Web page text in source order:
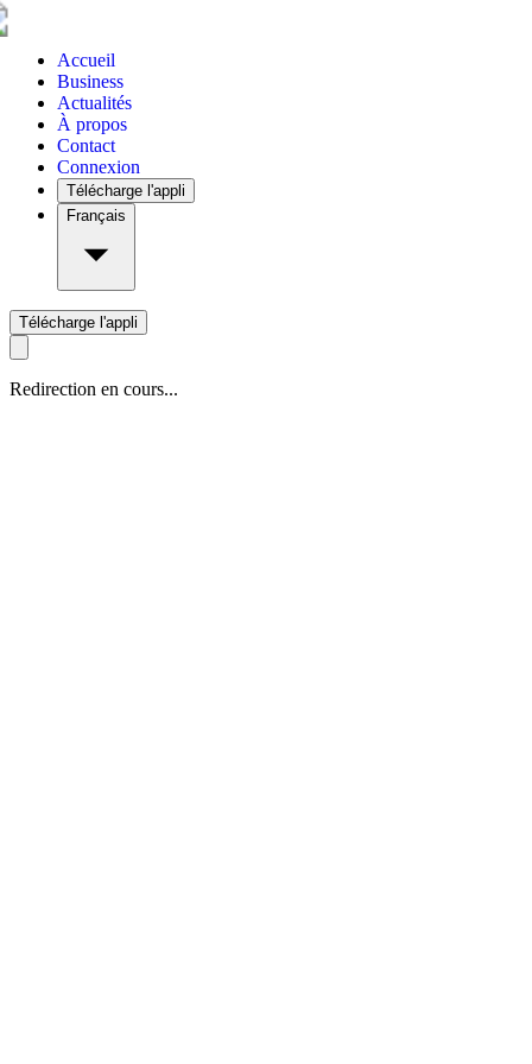
Accueil
Business
Actualités
À propos
Contact
Connexion
Télécharge l'appli
Français
Télécharge l'appli
Redirection en cours...